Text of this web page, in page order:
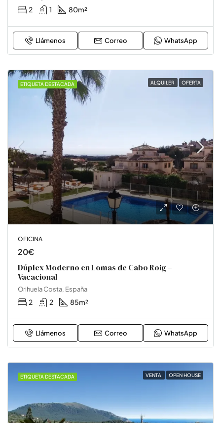
2 1 80m²
Llámenos Correo WhatsApp
ETIQUETA DESTACADA ALQUILER OFERTA
OFICINA
20€
Dúplex Moderno en Lomas de Cabo Roig –
Vacacional
Orihuela Costa, España
2 2 85m²
Llámenos Correo WhatsApp
ETIQUETA DESTACADA VENTA OPEN HOUSE